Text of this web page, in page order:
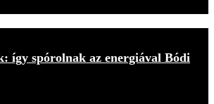
így spórolnak az energiával Bódi